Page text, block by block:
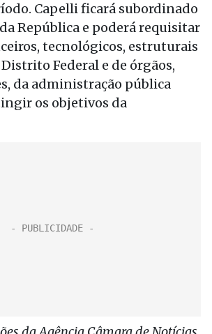
Capelli ficará subordinado
República e poderá requisitar
tecnológicos, estruturais
Federal e de órgãos,
da administração pública
os objetivos da